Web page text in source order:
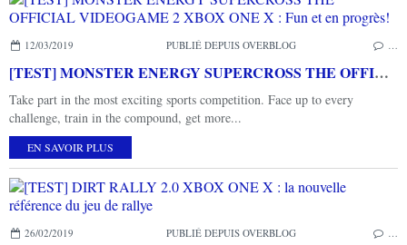
12/03/2019 PUBLIÉ DEPUIS OVERBLOG
[TEST] MONSTER ENERGY SUPERCROSS THE OFFICIAL VIDEOGAME 2 XBOX ONE X : Fun et en progrès!
Take part in the most exciting sports competition. Face up to every
challenge, train in the compound, get more...
EN SAVOIR PLUS
26/02/2019 PUBLIÉ DEPUIS OVERBLOG